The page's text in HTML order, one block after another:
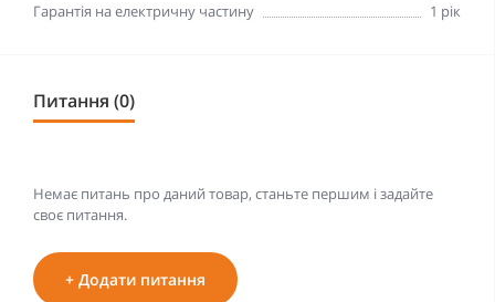
Гарантія на електричну частину
1 рік
Питання (0)
Немає питань про даний товар, станьте першим і задайте
своє питання.
+ Додати питання